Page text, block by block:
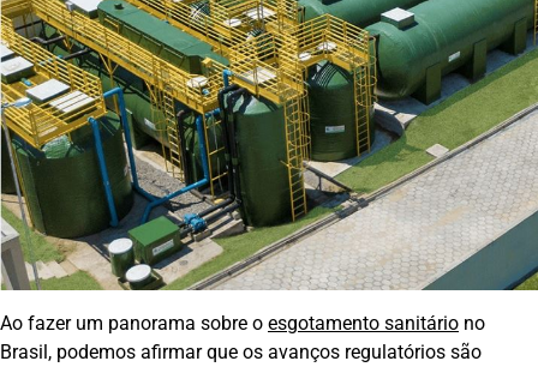
Ao fazer um panorama sobre o esgotamento sanitário no
Brasil, podemos afirmar que os avanços regulatórios são